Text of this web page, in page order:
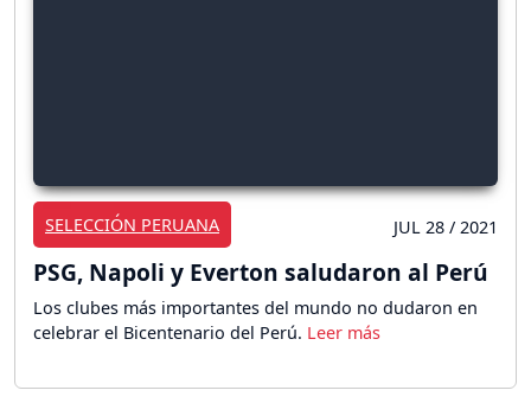
SELECCIÓN PERUANA JUL 28 / 2021
PSG, Napoli y Everton saludaron al Perú
Los clubes más importantes del mundo no dudaron en
celebrar el Bicentenario del Perú.